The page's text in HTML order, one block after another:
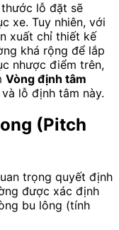
lỗ đặt sẽ
xe. Tuy nhiên, với
xuất chỉ thiết kế
khá rộng để lắp
nhược điểm trên,
Vòng định tâm
lỗ định tâm này.
(Pitch
trọng quyết định
được xác định
bu lông (tính